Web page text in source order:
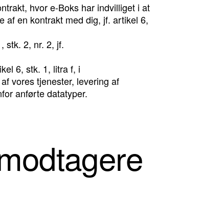
hvor e-Boks har indvilliget i at
af en kontrakt med dig, jf. artikel 6,
stk. 2, nr. 2, jf.
6, stk. 1, litra f, i
vores tjenester, levering af
anførte datatyper.